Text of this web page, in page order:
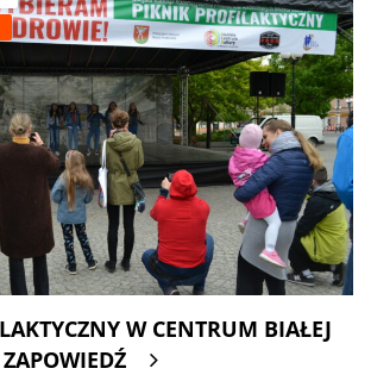
W CENTRUM BIAŁEJ